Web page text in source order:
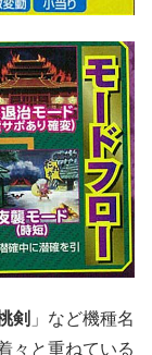
剣 」など機種名
々と重ねている